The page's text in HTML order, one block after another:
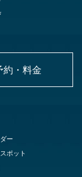
約・料金
ー
ポット